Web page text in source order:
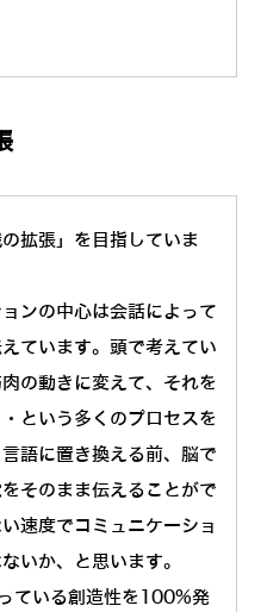
拡張」を目指していま
ンの中心は会話によって
ています。頭で考えてい
の動きに変えて、それを
という多くのプロセスを
語に置き換える前、脳で
そのまま伝えることがで
速度でコミュニケーショ
いか、と思います。
ている創造性を100%発